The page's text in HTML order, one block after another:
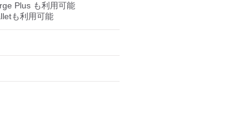
Plus も利用可能
も利用可能